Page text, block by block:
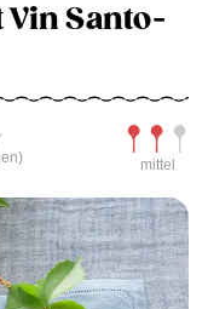
Santo-
mittel